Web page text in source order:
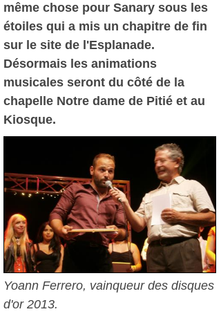
même chose pour Sanary sous les
étoiles qui a mis un chapitre de fin
sur le site de l'Esplanade.
Désormais les animations
musicales seront du côté de la
chapelle Notre dame de Pitié et au
Kiosque.
Yoann Ferrero, vainqueur des disques
d'or 2013.